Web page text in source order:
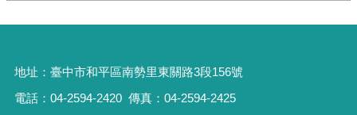
地址： 臺中市和平區南勢里東關路3段156號
電話：04-2594-2420 傳真：04-2594-2425